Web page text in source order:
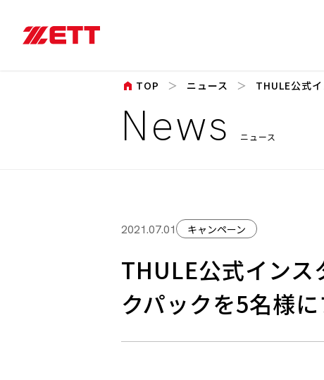
News ニュース
home TOP ニュース THULE公式
2021.07.01 キャンペーン
THULE公式インス
クパックを5名様